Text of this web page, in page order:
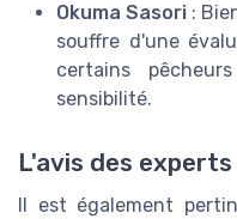
Okuma Sasori :
souffre d'une
certains
sensibilité.
L'avis des experts
Il est également